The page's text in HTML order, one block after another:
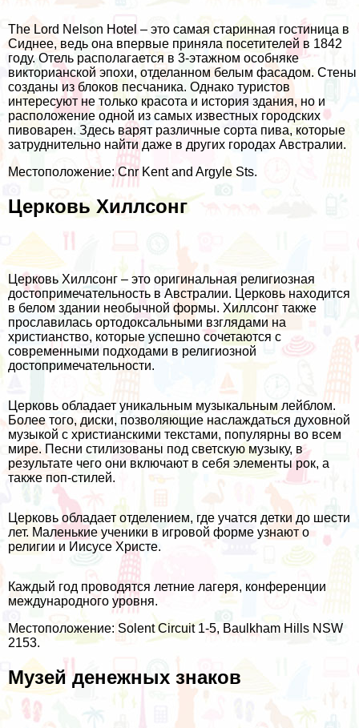
The Lord Nelson Hotel – это самая старинная гостиница в
Сиднее, ведь она впервые приняла посетителей в 1842
году. Отель располагается в 3-этажном особняке
викторианской эпохи, отделанном белым фасадом. Стены
созданы из блоков песчаника. Однако туристов
интересуют не только красота и история здания, но и
расположение одной из самых известных городских
пивоварен. Здесь варят различные сорта пива, которые
затруднительно найти даже в других городах Австралии.
Местоположение: Cnr Kent and Argyle Sts.
Церковь Хиллсонг
Церковь Хиллсонг – это оригинальная религиозная
достопримечательность в Австралии. Церковь находится
в белом здании необычной формы. Хиллсонг также
прославилась ортодоксальными взглядами на
христианство, которые успешно сочетаются с
современными подходами в религиозной
достопримечательности.
Церковь обладает уникальным музыкальным лейблом.
Более того, диски, позволяющие наслаждаться духовной
музыкой с христианскими текстами, популярны во всем
мире. Песни стилизованы под светскую музыку, в
результате чего они включают в себя элементы рок, а
также поп-стилей.
Церковь обладает отделением, где учатся детки до шести
лет. Маленькие ученики в игровой форме узнают о
религии и Иисусе Христе.
Каждый год проводятся летние лагеря, конференции
международного уровня.
Местоположение: Solent Circuit 1-5, Baulkham Hills NSW
2153.
Музей денежных знаков